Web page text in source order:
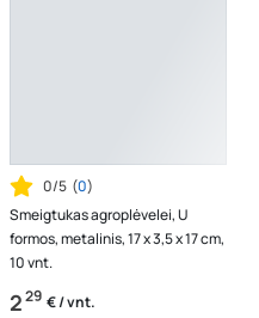
0/5 (0)
Smeigtukas agroplėvelei, U
formos, metalinis, 17 x 3,5 x 17 cm,
10 vnt.
229 € / vnt.